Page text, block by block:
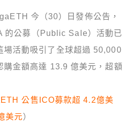
今（30）日發佈公告，
的公募（Public Sale）活動已
場活動吸引了全球超過 50,000
購金額高達 13.9 億美元，超額
公售ICO募款超 4.2億美
美元）